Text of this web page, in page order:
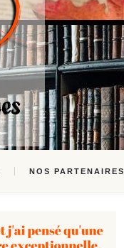
NOS PARTENAIRES